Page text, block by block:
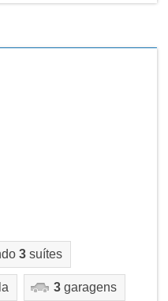
3suítes
3garagens